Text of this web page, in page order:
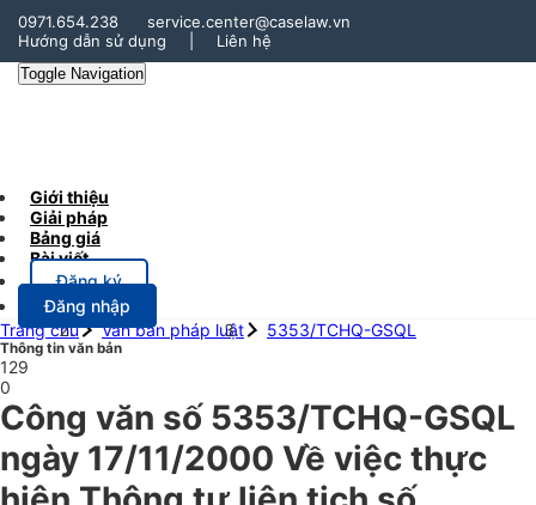
0971.654.238
service.center@caselaw.vn
Hướng dẫn sử dụng
Liên hệ
Toggle Navigation
Giới thiệu
Giải pháp
Bảng giá
Bài viết
Đăng ký
Đăng nhập
Trang chủ
Văn bản pháp luật 5353/TCHQ-GSQL
Thông tin văn bản
129
0
Công văn số 5353/TCHQ-GSQL
ngày 17/11/2000 Về việc thực